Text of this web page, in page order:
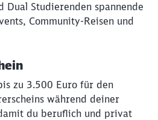
Dual Studierenden spannende
Community-Reisen und
zu 3.500 Euro für den
während deiner
du beruflich und privat